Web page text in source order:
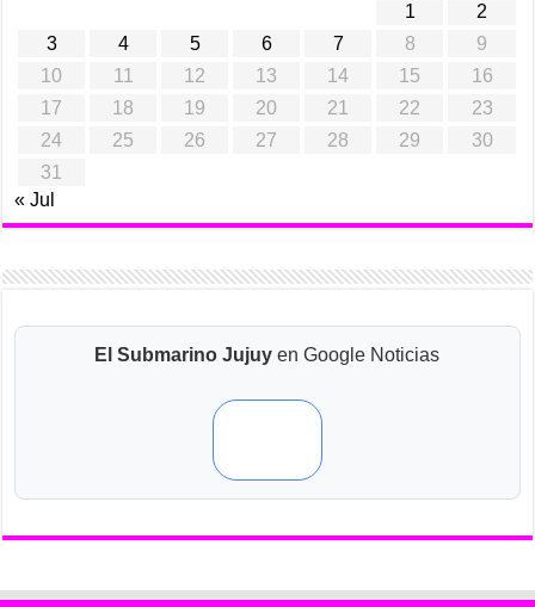
1
2
3
4 5 6 7 8
9
10
11 12 13 14 15
16
17
18 19 20 21 22
23
24
25 26 27 28 29
30
31
« Jul
El Submarino Jujuy en Google Noticias